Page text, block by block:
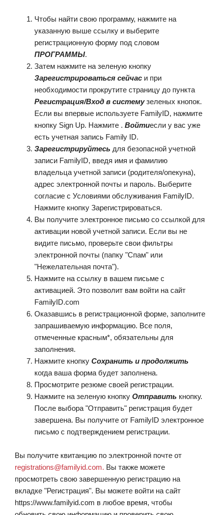
Чтобы найти свою программу, нажмите на
указанную выше ссылку и выберите
регистрационную форму под словом
ПРОГРАММЫ.
Затем нажмите на зеленую кнопку
Зарегистрироваться сейчас и при
необходимости прокрутите страницу до пункта
Регистрация/Вход в системузеленых кнопок.
Если вы впервые используете FamilyID, нажмите
кнопку Sign Up. Нажмите . Войтиесли у вас уже
есть учетная запись Family ID.
Зарегистрируйтесь для безопасной учетной
записи FamilyID, введя имя и фамилию
владельца учетной записи (родителя/опекуна),
адрес электронной почты и пароль. Выберите
согласие с Условиями обслуживания FamilyID.
Нажмите кнопку Зарегистрироваться.
Вы получите электронное письмо со ссылкой для
активации новой учетной записи. Если вы не
видите письмо, проверьте свои фильтры
электронной почты (папку "Спам" или
"Нежелательная почта").
Нажмите на ссылку в вашем письме с
активацией. Это позволит вам войти на сайт
FamilyID.com
Оказавшись в регистрационной форме, заполните
запрашиваемую информацию. Все поля,
отмеченные красным*, обязательны для
заполнения.
Нажмите кнопку Сохранить и продолжить
когда ваша форма будет заполнена.
Просмотрите резюме своей регистрации.
Нажмите на зеленую кнопку Отправить кнопку.
После выбора "Отправить" регистрация будет
завершена. Вы получите от FamilyID электронное
письмо с подтверждением регистрации.
Вы получите квитанцию по электронной почте от
registrations@familyid.com. Вы также можете
просмотреть свою завершенную регистрацию на
вкладке "Регистрация". Вы можете войти на сайт
https://www.familyid.com в любое время, чтобы